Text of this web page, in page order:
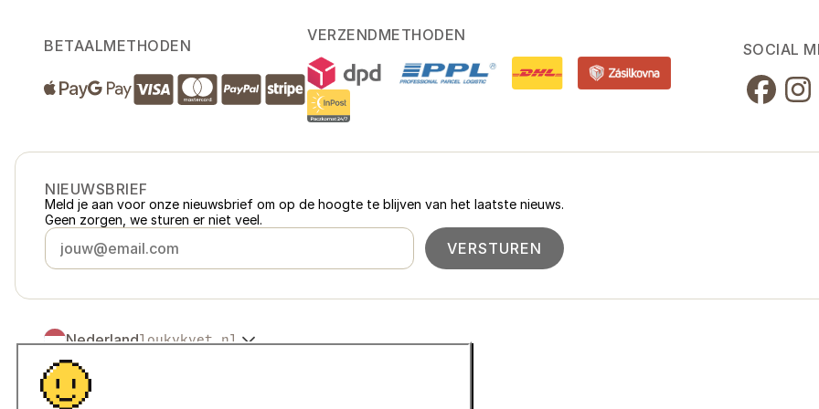
BETAALMETHODEN
VERZENDMETHODEN
SOCIAL
NIEUWSBRIEF
Meld je aan voor onze nieuwsbrief om op de hoogte te blijven van het laatste nieuws.
Geen zorgen, we sturen er niet veel.
VERSTUREN
Nederlandloukykvet.nl
Česko
Slovensko
Polskaloukykvet.pl
© 2016 →